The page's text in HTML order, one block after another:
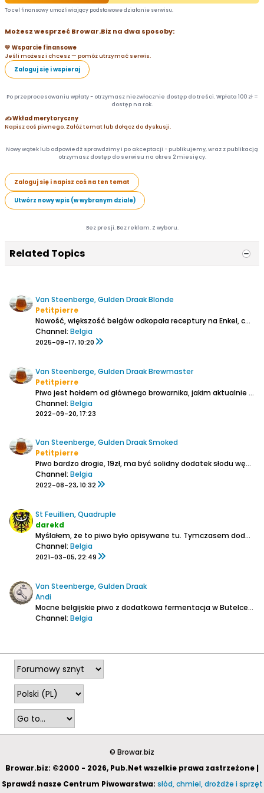
To cel finansowy umożliwiający podstawowe działanie serwisu.
Możesz wesprzeć Browar.Biz na dwa sposoby:
💛 Wsparcie finansowe
Jeśli możesz i chcesz — pomóż utrzymać serwis.
Zaloguj się i wspieraj
Po przeprocesowaniu wpłaty - otrzymasz niezwłocznie dostęp do treści. Wpłata 100 zł =
dostęp na rok.
✍️ Wkład merytoryczny
Napisz coś piwnego. Załóż temat lub dołącz do dyskusji.
Nowy wątek lub odpowiedź sprawdzimy i po akceptacji - publikujemy, wraz z publikacją
otrzymasz dostęp do serwisu na okres 2 miesięcy.
Zaloguj się i napisz coś na ten temat
Utwórz nowy wpis (w wybranym dziale)
Bez presji. Bez reklam. Z wyboru.
Related Topics
Van Steenberge, Gulden Draak Blonde
Petitpierre
Nowość, większość belgów odkopała receptury na Enkel, co śmielsi uwarzyli bezalkoholowe trapisty i GD też poszedł w temat, więc mamy lekką, a na pewno lżejszą odmianę smoka. 17 blg i tylko 8vol. W zapachu dużo chmielu korzennego lekko prażone jabłka, pieprz, nuta dolna mocno chmielowa...
Channel: Belgia
2025-09-17, 10:20
Van Steenberge, Gulden Draak Brewmaster
Petitpierre
Piwo jest hołdem od głównego browarnika, jakim aktualnie jest Jef Versele, dla swjego dziadka, Jozefa Van Steenberge oraz 230-lecia założenia browaru. Inspiracją miały być podróże do USA. Piwo jest leżakowane w beczce po whiskey lub whisky-pogrzebawszy troszkę można znaleźć informację,...
Channel: Belgia
2022-09-20, 17:23
Van Steenberge, Gulden Draak Smoked
Petitpierre
Piwo bardzo drogie, 19zł, ma być solidny dodatek słodu wędzonego, piana zwarta, ale mała, w aromacie ognisko, oscypek, kiełbasa mocno napieprzona, gruszki w occie, wanilia, nuta dolna pieczone jabłka, smak bardzo pikantne, palone, ale już nie ma nut wędzonych, pikanteria papryki, tataraku,...
Channel: Belgia
2022-08-23, 10:32
St Feuillien, Quadruple
darekd
Myślałem, że to piwo było opisywane tu. Tymczasem dodatkowo trafiłem na butelkę, która ma nową etykietę z napisem "Quad 11", a nie stary bączek jak póki co tu:
Channel: Belgia
2021-03-05, 22:49
Van Steenberge, Gulden Draak
Andi
Mocne belgijskie piwo z dodatkowa fermentacja w Butelce.
Channel: Belgia
© Browar.biz
Browar.biz: ©2000 - 2026, Pub.Net wszelkie prawa zastrzeżone |
Sprawdź nasze Centrum Piwowarstwa: słód, chmiel, drożdże i sprzęt